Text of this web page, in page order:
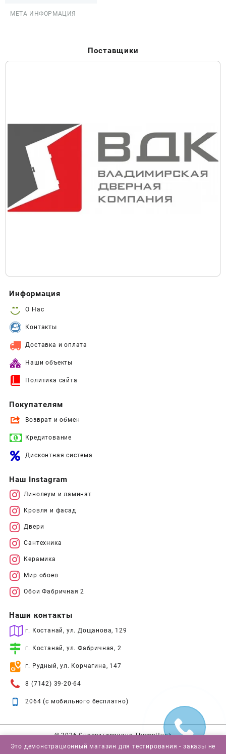
МЕТА ИНФОРМАЦИЯ
Поставщики
Информация
О Нас
Контакты
Доставка и оплата
Наши объекты
Политика сайта
Покупателям
Возврат и обмен
Кредитование
Дисконтная система
Наш Instagram
Линолеум и ламинат
Кровля и фасад
Двери
Сантехника
Керамика
Мир обоев
Обои Фабричная 2
Наши контакты
г. Костанай, ул. Дощанова, 129
г. Костанай, ул. Фабричная, 2
г. Рудный, ул. Корчагина, 147
8 (7142) 39-20-64
2064 (с мобильного бесплатно)
© 2026Спроектировано ThemeHunk
Это демонстрационный магазин для тестирования - заказы не